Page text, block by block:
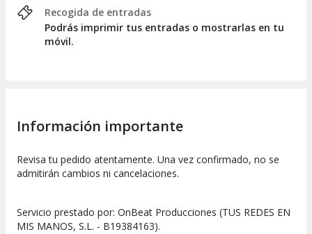
Recogida de entradas
Podrás imprimir tus entradas o mostrarlas en tu
móvil.
Información importante
Revisa tu pedido atentamente. Una vez confirmado, no se
admitirán cambios ni cancelaciones.
Servicio prestado por: OnBeat Producciones (TUS REDES EN
MIS MANOS, S.L. - B19384163).